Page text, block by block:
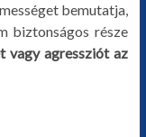
bemutatja,
biztonságos része
vagy agressziót az